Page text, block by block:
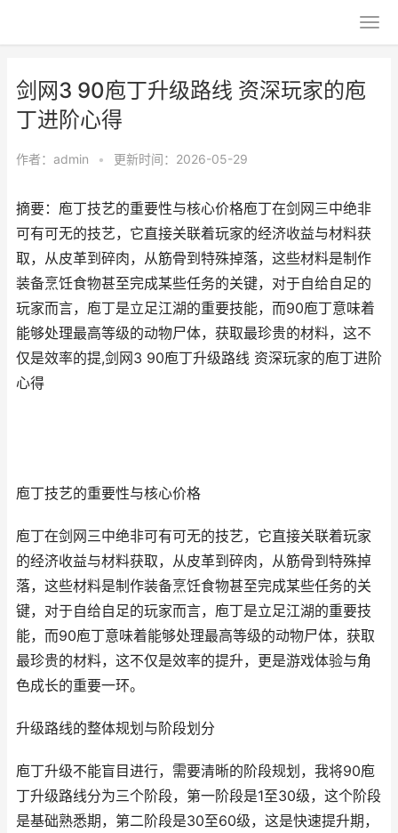
剑网3 90庖丁升级路线 资深玩家的庖
丁进阶心得
作者： admin • 更新时间：2026-05-29
摘要：庖丁技艺的重要性与核心价格庖丁在剑网三中绝非
可有可无的技艺，它直接关联着玩家的经济收益与材料获
取，从皮革到碎肉，从筋骨到特殊掉落，这些材料是制作
装备烹饪食物甚至完成某些任务的关键，对于自给自足的
玩家而言，庖丁是立足江湖的重要技能，而90庖丁意味着
能够处理最高等级的动物尸体，获取最珍贵的材料，这不
仅是效率的提,剑网3 90庖丁升级路线 资深玩家的庖丁进阶
心得
庖丁技艺的重要性与核心价格
庖丁在剑网三中绝非可有可无的技艺，它直接关联着玩家
的经济收益与材料获取，从皮革到碎肉，从筋骨到特殊掉
落，这些材料是制作装备烹饪食物甚至完成某些任务的关
键，对于自给自足的玩家而言，庖丁是立足江湖的重要技
能，而90庖丁意味着能够处理最高等级的动物尸体，获取
最珍贵的材料，这不仅是效率的提升，更是游戏体验与角
色成长的重要一环。
升级路线的整体规划与阶段划分
庖丁升级不能盲目进行，需要清晰的阶段规划，我将90庖
丁升级路线分为三个阶段，第一阶段是1至30级，这个阶段
是基础熟悉期，第二阶段是30至60级，这是快速提升期，